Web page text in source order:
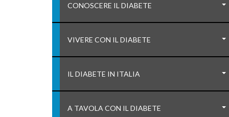
CONOSCERE IL DIABETE
VIVERE CON IL DIABETE
IL DIABETE IN ITALIA
A TAVOLA CON IL DIABETE